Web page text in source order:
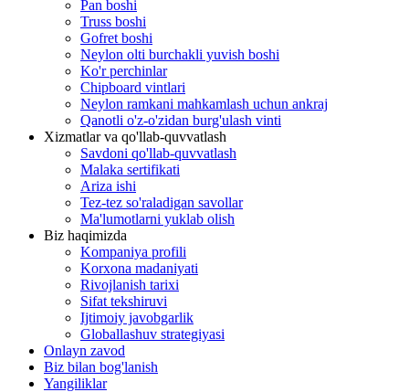
Pan boshi
Truss boshi
Gofret boshi
Neylon olti burchakli yuvish boshi
Ko'r perchinlar
Chipboard vintlari
Neylon ramkani mahkamlash uchun ankraj
Qanotli o'z-o'zidan burg'ulash vinti
Xizmatlar va qo'llab-quvvatlash
Savdoni qo'llab-quvvatlash
Malaka sertifikati
Ariza ishi
Tez-tez so'raladigan savollar
Ma'lumotlarni yuklab olish
Biz haqimizda
Kompaniya profili
Korxona madaniyati
Rivojlanish tarixi
Sifat tekshiruvi
Ijtimoiy javobgarlik
Globallashuv strategiyasi
Onlayn zavod
Biz bilan bog'lanish
Yangiliklar